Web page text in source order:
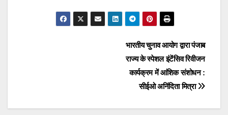
भारतीय चुनाव आयोग द्वारा पंजाब
राज्य के स्पेशल इंटेंसिव रिवीजन
कार्यक्रम में आंशिक संशोधन :
सीईओ अनिंदिता मित्रा